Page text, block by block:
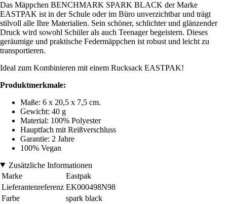
Das Mäppchen BENCHMARK SPARK BLACK der Marke
EASTPAK ist in der Schule oder im Büro unverzichtbar und trägt
stilvoll alle Ihre Materialien. Sein schöner, schlichter und glänzender
Druck wird sowohl Schüler als auch Teenager begeistern. Dieses
geräumige und praktische Federmäppchen ist robust und leicht zu
transportieren.
Ideal zum Kombinieren mit einem Rucksack EASTPAK!
Produktmerkmale:
Maße: 6 x 20,5 x 7,5 cm.
Gewicht: 40 g
Material: 100% Polyester
Hauptfach mit Reißverschluss
Garantie: 2 Jahre
100% Vegan
Zusätzliche Informationen
Marke
Eastpak
Lieferantenreferenz EK000498N98
Farbe
spark black